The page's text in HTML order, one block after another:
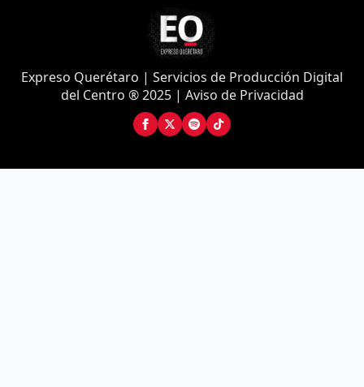
Expreso Querétaro | Servicios de Producción Digital
del Centro ® 2025 | Aviso de Privacidad